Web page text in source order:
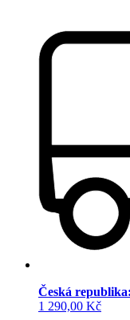
Česká
1 290,00 Kč